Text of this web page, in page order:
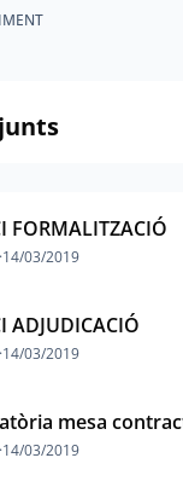
FORMALITZACIÓ
·14/03/2019
ADJUDICACIÓ
·14/03/2019
mesa
·14/03/2019